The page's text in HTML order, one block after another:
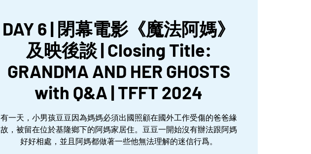
DAY 6 | 閉幕電影《魔法阿媽》
及映後談 | Closing Title:
GRANDMA AND HER GHOSTS
with Q&A | TFFT 2024
有一天，小男孩豆豆因為媽媽必須出國照顧在國外工作受傷的爸爸緣
故，被留在位於基隆鄉下的阿媽家居住。豆豆一開始沒有辦法跟阿媽
好好相處，並且阿媽都做著一些他無法理解的迷信行爲。